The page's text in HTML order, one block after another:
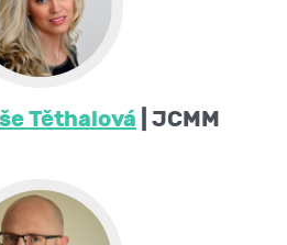
Těthalová | JCMM